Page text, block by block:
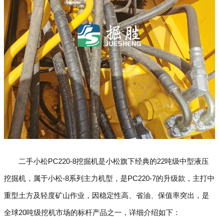
二手小松PC220-8挖掘机是小松旗下经典的22吨级中型液压
挖掘机，属于小松-8系列主力机型，是PC220-7的升级款，主打中
重型土方及轻度矿山作业，因稳定性高、省油、保值率突出，是
全球20吨级挖机市场的标杆产品之一，详细介绍如下：